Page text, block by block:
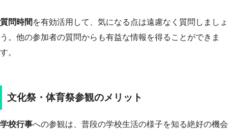
質問時間 を有効活用して、気になる点は遠慮なく質問しましょ
う。他の参加者の質問からも有益な情報を得ることができま
す。
文化祭・体育祭参観のメリット
学校行事への参観は、普段の学校生活の様子を知る絶好の機会